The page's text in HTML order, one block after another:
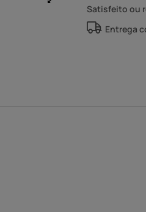
Satisfeito ou
Entrega